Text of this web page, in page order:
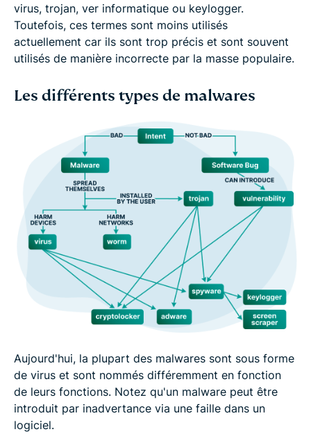
virus, trojan, ver informatique ou keylogger.
Toutefois, ces termes sont moins utilisés
actuellement car ils sont trop précis et sont souvent
utilisés de manière incorrecte par la masse populaire.
Les différents types de malwares
Aujourd'hui, la plupart des malwares sont sous forme
de virus et sont nommés différemment en fonction
de leurs fonctions. Notez qu'un malware peut être
introduit par inadvertance via une faille dans un
logiciel.